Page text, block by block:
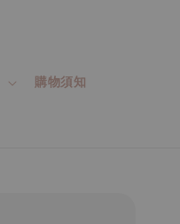
購物須知